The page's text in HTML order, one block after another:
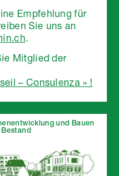
Empfehlung für
Sie uns an
.
Mitglied der
– Consulenza » !
und Bauen
Bestand